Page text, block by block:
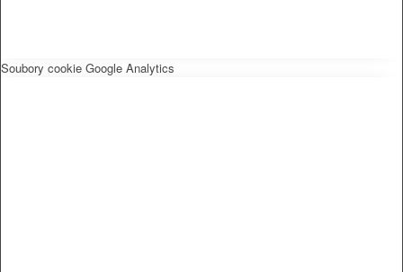
Soubory cookie Google Analytics